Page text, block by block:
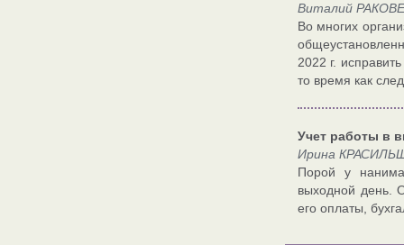
Виталий
Во многих
2022 г.
то время как
Учет работы в
Ирина
Порой у
выходной день.
его оплаты,